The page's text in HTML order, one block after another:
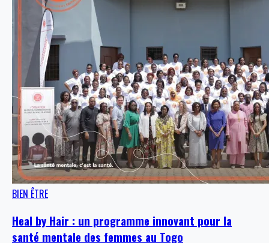
BIEN ÊTRE
Heal by Hair : un programme innovant pour la
santé mentale des femmes au Togo